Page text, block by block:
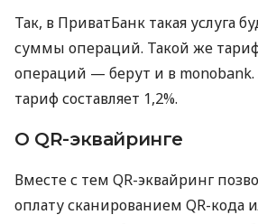
Так, в ПриватБанк такая услуга
суммы операций. Такой же
операций — берут и в monobank.
тариф составляет 1,2%.
О QR-эквайринге
Вместе с тем QR-эквайринг
оплату сканированием QR-кода